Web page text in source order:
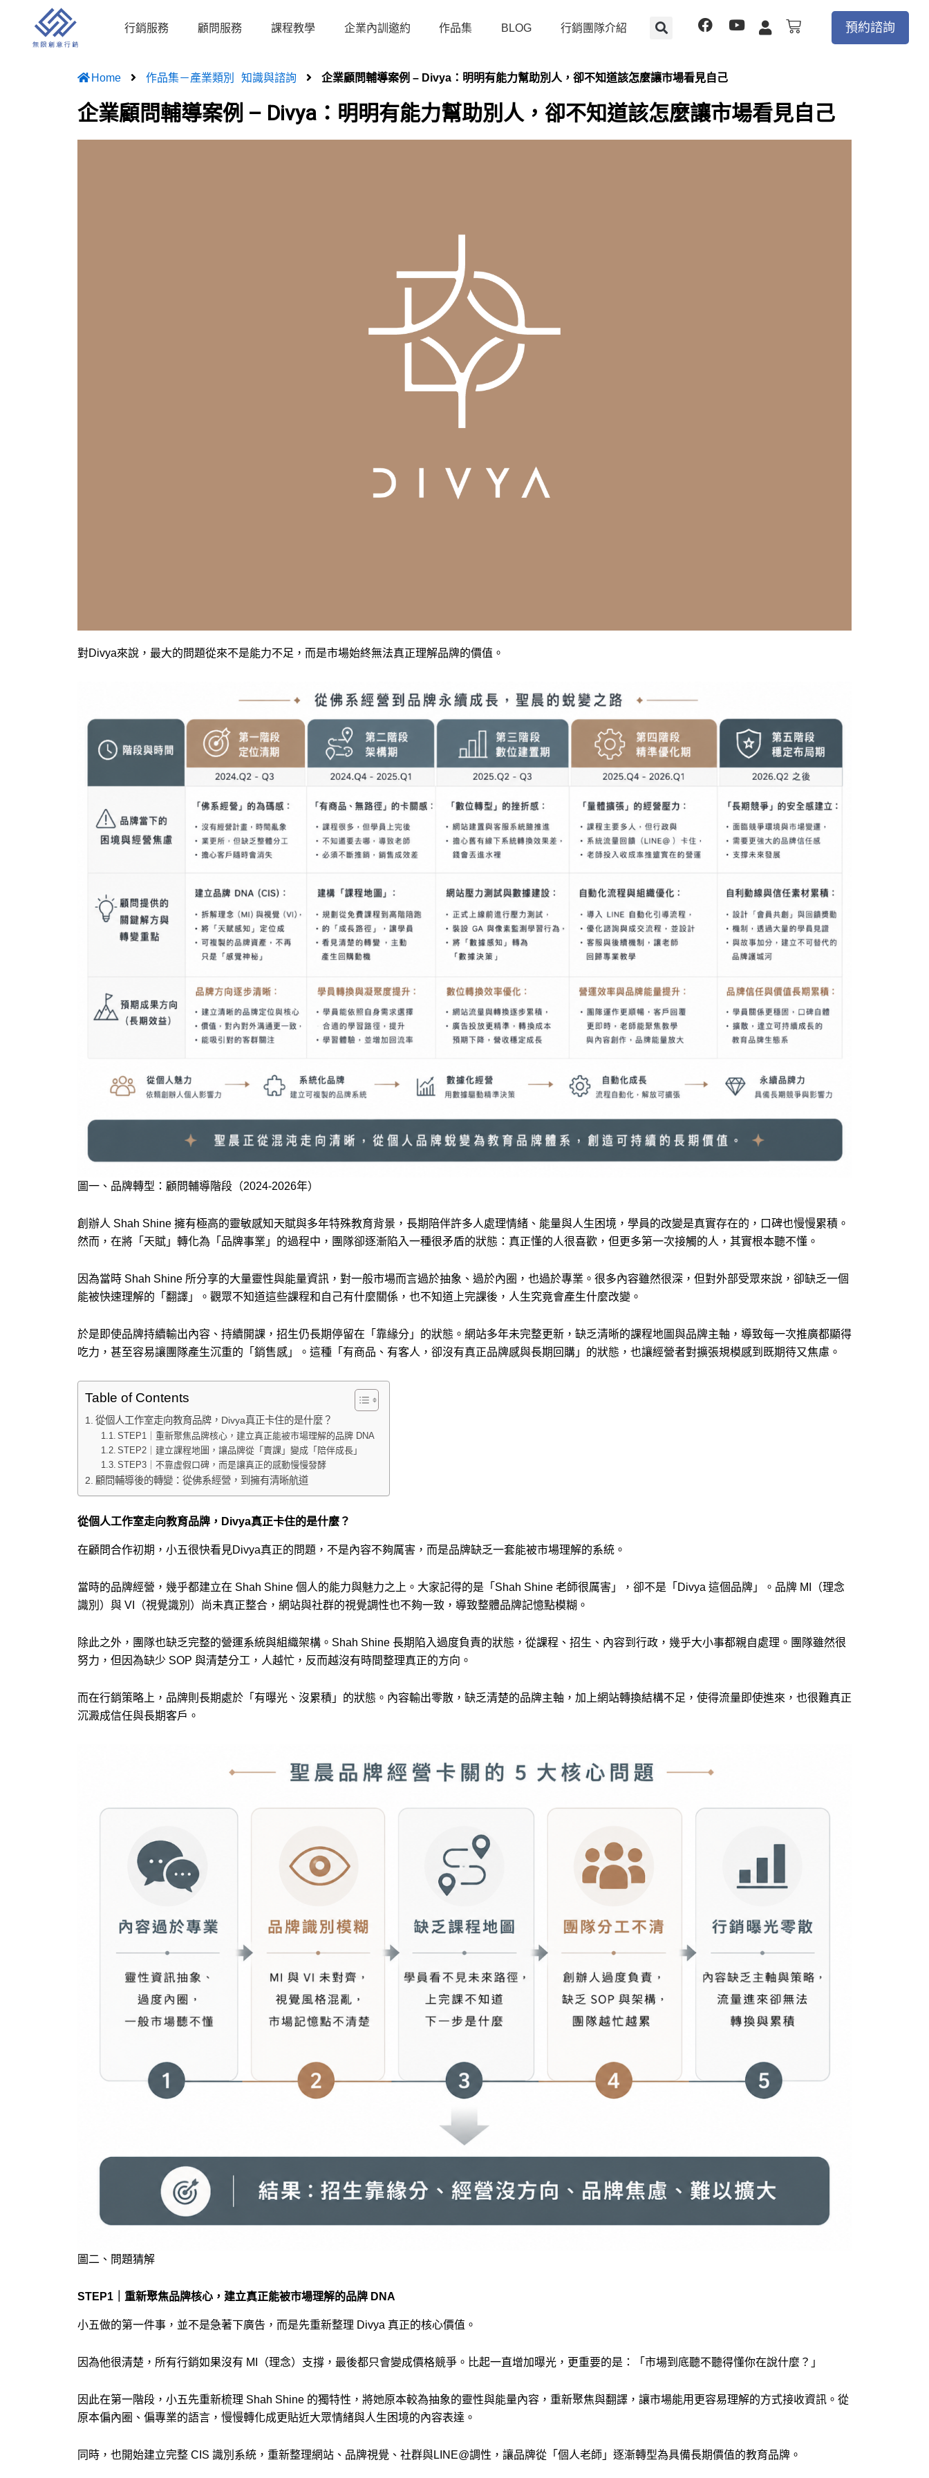
行銷服務 顧問服務 課程教學 企業內訓邀約 作品集 BLOG 行銷團隊介紹
F
e
b
o
k
Y
e
購
物
預約諮詢
Home 作品集－產業類別 知識與諮詢 企業顧問輔導案例 – Divya：明明有能力幫助別人，卻不知道該怎麼讓市場看見自己
企業顧問輔導案例 – Divya：明明有能力幫助別人，卻不知道該怎麼讓市場看見自己
對Divya來說，最大的問題從來不是能力不足，而是市場始終無法真正理解品牌的價值。
圖一、品牌轉型：顧問輔導階段（2024-2026年）
創辦人 Shah Shine 擁有極高的靈敏感知天賦與多年特殊教育背景，長期陪伴許多人處理情緒、能量與人生困境，學員的改變是真實存在的，口碑也慢慢累積。
然而，在將「天賦」轉化為「品牌事業」的過程中，團隊卻逐漸陷入一種很矛盾的狀態：真正懂的人很喜歡，但更多第一次接觸的人，其實根本聽不懂。
因為當時 Shah Shine 所分享的大量靈性與能量資訊，對一般市場而言過於抽象、過於內圈，也過於專業。很多內容雖然很深，但對外部受眾來說，卻缺乏一個
能被快速理解的「翻譯」。觀眾不知道這些課程和自己有什麼關係，也不知道上完課後，人生究竟會產生什麼改變。
於是即使品牌持續輸出內容、持續開課，招生仍長期停留在「靠緣分」的狀態。網站多年未完整更新，缺乏清晰的課程地圖與品牌主軸，導致每一次推廣都顯得
吃力，甚至容易讓團隊產生沉重的「銷售感」。這種「有商品、有客人，卻沒有真正品牌感與長期回購」的狀態，也讓經營者對擴張規模感到既期待又焦慮。
Table of Contents
從個人工作室走向教育品牌，Divya真正卡住的是什麼？
STEP1｜重新聚焦品牌核心，建立真正能被市場理解的品牌 DNA
STEP2｜建立課程地圖，讓品牌從「賣課」變成「陪伴成長」
STEP3｜不靠虛假口碑，而是讓真正的感動慢慢發酵
顧問輔導後的轉變：從佛系經營，到擁有清晰航道
從個人工作室走向教育品牌，Divya真正卡住的是什麼？
在顧問合作初期，小五很快看見Divya真正的問題，不是內容不夠厲害，而是品牌缺乏一套能被市場理解的系統。
當時的品牌經營，幾乎都建立在 Shah Shine 個人的能力與魅力之上。大家記得的是「Shah Shine 老師很厲害」，卻不是「Divya 這個品牌」。品牌 MI（理念
識別）與 VI（視覺識別）尚未真正整合，網站與社群的視覺調性也不夠一致，導致整體品牌記憶點模糊。
除此之外，團隊也缺乏完整的營運系統與組織架構。Shah Shine 長期陷入過度負責的狀態，從課程、招生、內容到行政，幾乎大小事都親自處理。團隊雖然很
努力，但因為缺少 SOP 與清楚分工，人越忙，反而越沒有時間整理真正的方向。
而在行銷策略上，品牌則長期處於「有曝光、沒累積」的狀態。內容輸出零散，缺乏清楚的品牌主軸，加上網站轉換結構不足，使得流量即使進來，也很難真正
沉澱成信任與長期客戶。
圖二、問題猜解
STEP1｜重新聚焦品牌核心，建立真正能被市場理解的品牌 DNA
小五做的第一件事，並不是急著下廣告，而是先重新整理 Divya 真正的核心價值。
因為他很清楚，所有行銷如果沒有 MI（理念）支撐，最後都只會變成價格競爭。比起一直增加曝光，更重要的是：「市場到底聽不聽得懂你在說什麼？」
因此在第一階段，小五先重新梳理 Shah Shine 的獨特性，將她原本較為抽象的靈性與能量內容，重新聚焦與翻譯，讓市場能用更容易理解的方式接收資訊。從
原本偏內圈、偏專業的語言，慢慢轉化成更貼近大眾情緒與人生困境的內容表達。
同時，也開始建立完整 CIS 識別系統，重新整理網站、品牌視覺、社群與LINE@調性，讓品牌從「個人老師」逐漸轉型為具備長期價值的教育品牌。